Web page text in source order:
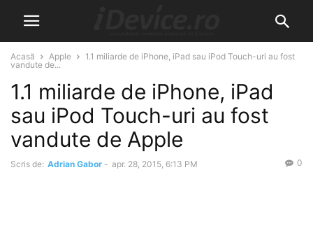
Acasă Apple
1.1 miliarde de iPhone, iPad sau iPod Touch-uri au fost
vandute de...
1.1 miliarde de iPhone, iPad
sau iPod Touch-uri au fost
vandute de Apple
Scris de: Adrian Gabor - apr. 28, 2015, 6:13 PM 0